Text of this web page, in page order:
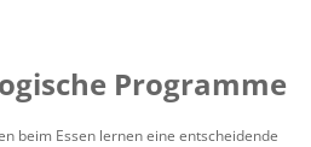
Programme
beim Essen lernen eine entscheidende